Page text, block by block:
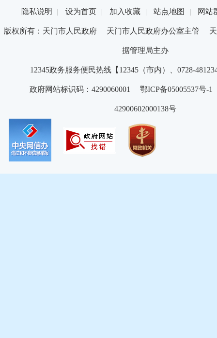
隐私说明 | 设为首页 | 加入收藏 | 站点地图 | 网站
版权所有：天门市人民政府 天门市人民政府办公室主管 天
据管理局主办
12345政务服务便民热线【12345（市内）、0728-
政府网站标识码：4290060001 鄂ICP备05005537号
42900602000138号